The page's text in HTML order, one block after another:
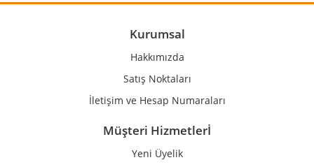
Ürün açıklamasında eksik bilgiler bulunuyor.
Ürün bilgilerinde hatalar bulunuyor.
Gönder
Kurumsal
Hakkımızda
Satış Noktaları
İletişim ve Hesap Numaraları
Müşteri Hizmetlerİ
Yeni Üyelik